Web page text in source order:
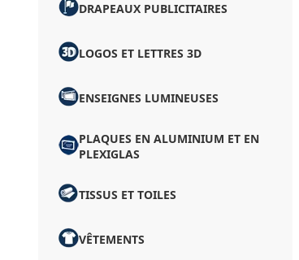
DRAPEAUX PUBLICITAIRES
LOGOS ET LETTRES 3D
ENSEIGNES LUMINEUSES
PLAQUES EN ALUMINIUM ET EN
PLEXIGLAS
TISSUS ET TOILES
VÊTEMENTS